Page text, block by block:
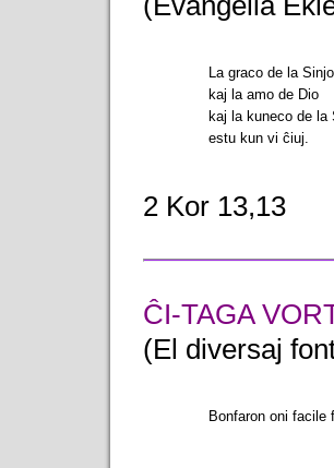
La graco de la
kaj la amo de Dio
kaj la kuneco de la
estu kun vi ĉiuj.
2 Kor 13,13
ĈI-TAGA
(El diversaj
Bonfaron oni facile